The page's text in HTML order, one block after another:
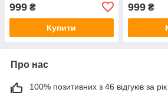
999 ₴
Купити
999₴
Про нас
100% позитивних з 46 відгуків за рік